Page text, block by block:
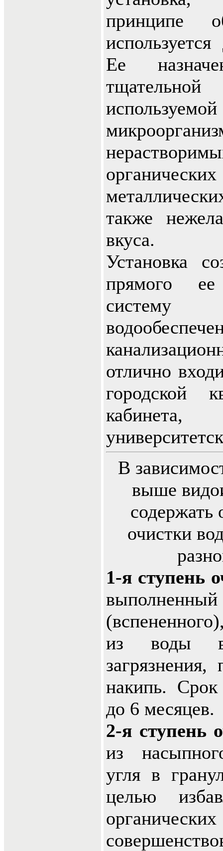
принципе
Ее
также
вкуса.
Установка
прямого
систему
отлично
городской
В
выше
содержать
очистки
1-я ступень
из воды
накипь.
до 6 месяцев.
2-я ступень
из
угля в
целью